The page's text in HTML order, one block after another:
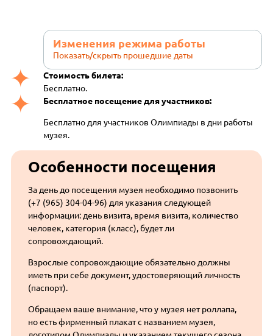
Изменения режима работы
Показать/скрыть прошедшие даты
Стоимость билета:
Бесплатно.
Бесплатное посещение для участников:
Бесплатно для участников Олимпиады в дни работы
музея.
Особенности посещения
За день до посещения музея необходимо позвонить
(+7 (965) 304-04-96) для указания следующей
информации: день визита, время визита, количество
человек, категория (класс), будет ли
сопровождающий.
Взрослые сопровождающие обязательно должны
иметь при себе документ, удостоверяющий личность
(паспорт).
Обращаем ваше внимание, что у музея нет роллапа,
но есть фирменный плакат с названием музея,